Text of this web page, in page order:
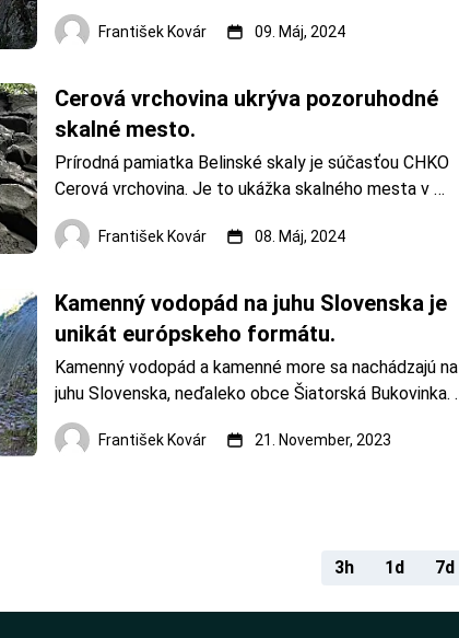
Starou Baštou vyhlásené v roku 1958 v oblasti
horných častí strmých svahov a vrcholovej plošiny
najzachovalejšej a najtypickej&s
František Kovár 09. Máj, 2024
Cerová vrchovina ukrýva pozoruhodné
skalné mesto.
Prírodná pamiatka Belinské skaly je súčasťou CHKO
Cerová vrchovina. Je to ukážka skalného mesta v
počiatočnom štádiu vývoja, vytvoreného na okraji
lávového prúdu zvetrávaním bazaltu. Belinské skaly.
František Kovár 08. Máj, 2024
Kamenný vodopád na juhu Slovenska je
unikát európskeho formátu.
Kamenný vodopád a kamenné more sa nachádzajú na
juhu Slovenska, neďaleko obce Šiatorská Bukovinka.
V tesnej blízkosti sa nachádza aj zrúcanina hradu
Šomoška. Kamenný vodopád Šomoška. Foto:
František Kovár 21. November, 2023
3h 1d 7d